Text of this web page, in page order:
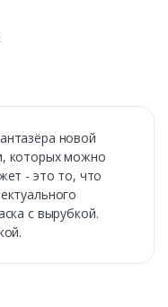
новой
которых можно
- это то, что
с вырубкой.